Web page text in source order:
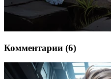
Комментарии (6)